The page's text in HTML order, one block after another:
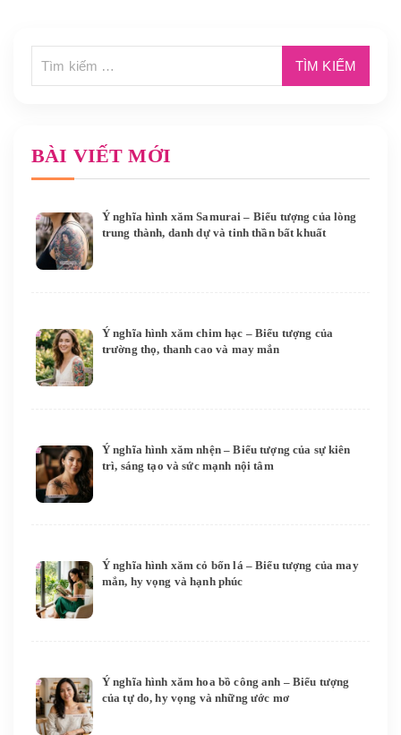
BÀI VIẾT MỚI
Ý nghĩa hình xăm Samurai – Biểu tượng của lòng
trung thành, danh dự và tinh thần bất khuất
Ý nghĩa hình xăm chim hạc – Biểu tượng của
trường thọ, thanh cao và may mắn
Ý nghĩa hình xăm nhện – Biểu tượng của sự kiên
trì, sáng tạo và sức mạnh nội tâm
Ý nghĩa hình xăm cỏ bốn lá – Biểu tượng của may
mắn, hy vọng và hạnh phúc
Ý nghĩa hình xăm hoa bồ công anh – Biểu tượng
của tự do, hy vọng và những ước mơ